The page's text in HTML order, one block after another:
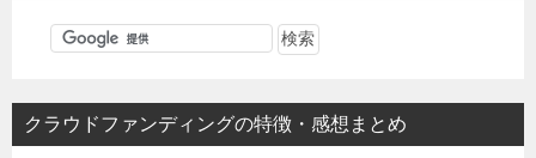
シクラウドファンディングの特徴・感想まとめ